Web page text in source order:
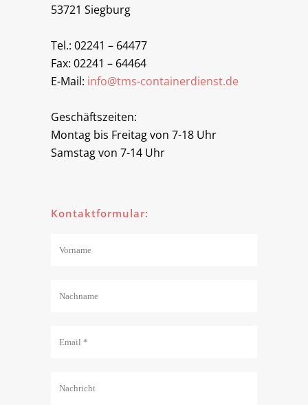
53721 Siegburg
Tel.: 02241 – 64477
Fax: 02241 – 64464
E-Mail: info@tms-containerdienst.de
Geschäftszeiten:
Montag bis Freitag von 7-18 Uhr
Samstag von 7-14 Uhr
Kontaktformular: